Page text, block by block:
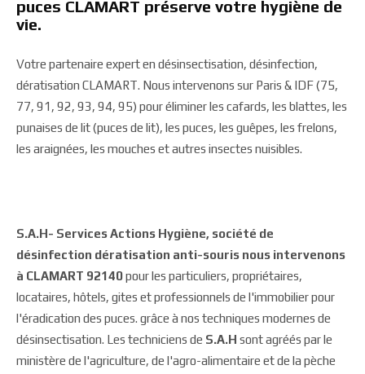
puces CLAMART préserve votre hygiène de
vie.
Votre partenaire expert en désinsectisation, désinfection,
dératisation CLAMART. Nous intervenons sur Paris & IDF (75,
77, 91, 92, 93, 94, 95) pour éliminer les cafards, les blattes, les
punaises de lit (puces de lit), les puces, les guêpes, les frelons,
les araignées, les mouches et autres insectes nuisibles.
S.A.H- Services Actions Hygiène, société de
désinfection dératisation anti-souris nous intervenons
à CLAMART 92140pour les particuliers, propriétaires,
locataires, hôtels, gites et professionnels de l'immobilier pour
l'éradication des puces. grâce à nos techniques modernes de
désinsectisation. Les techniciens de S.A.H sont agréés par le
ministère de l'agriculture, de l'agro-alimentaire et de la pèche